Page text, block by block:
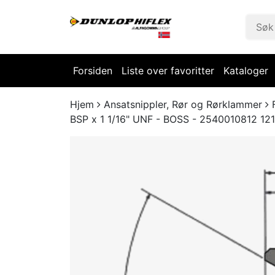
Forsiden Liste over favoritter Kataloger
Hjem Ansatsnippler, Rør og Rørklammer
BSP x 1 1/16" UNF - BOSS - 2540010812